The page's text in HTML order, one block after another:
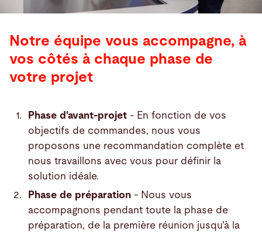
Notre équipe vous accompagne, à
vos côtés à chaque phase de
votre projet
Phase d'avant-projet - En fonction de vos
objectifs de commandes, nous vous
proposons une recommandation complète et
nous travaillons avec vous pour définir la
solution idéale.
Phase de préparation - Nous vous
accompagnons pendant toute la phase de
préparation, de la première réunion jusqu'à la